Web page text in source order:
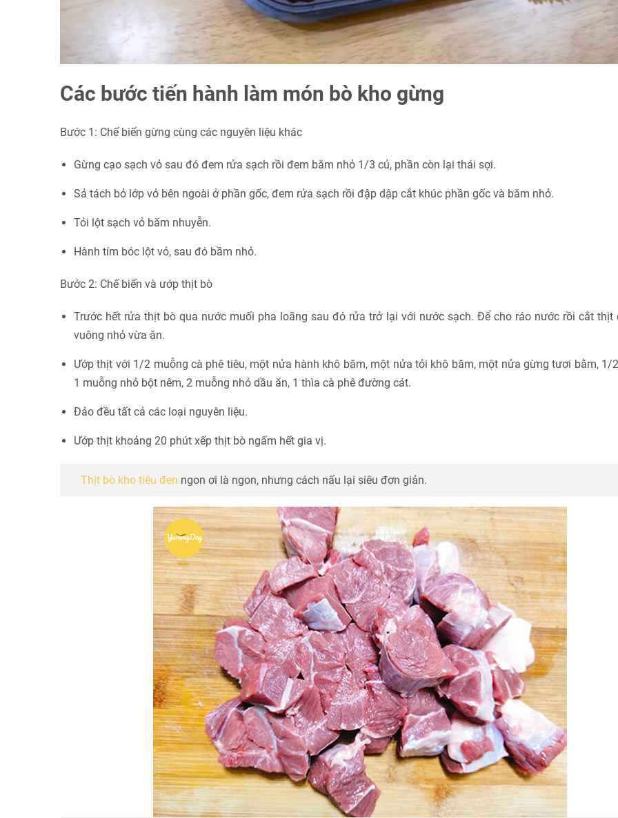
Các bước tiến hành làm món bò kho gừng
Bước 1: Chế biến gừng cùng các nguyên liệu khác
Gừng cạo sạch vỏ sau đó đem rửa sạch rồi đem băm nhỏ 1/3 củ, phần còn lại thái sợi.
Sả tách bỏ lớp vỏ bên ngoài ở phần gốc, đem rửa sạch rồi đập dập cắt khúc phần gốc và băm nhỏ.
Tỏi lột sạch vỏ băm nhuyễn.
Hành tím bóc lột vỏ, sau đó bầm nhỏ.
Bước 2: Chế biến và ướp thịt bò
Trước hết rửa thịt bò qua nước muối pha loãng sau đó rửa trở lại với nước sạch. Để cho ráo nước rồi cắt thịt
vuông nhỏ vừa ăn.
Ướp thịt với 1/2 muỗng cà phê tiêu, một nửa hành khô băm, một nửa tỏi khô băm, một nửa gừng tươi bằm, 1/
1 muỗng nhỏ bột nêm, 2 muỗng nhỏ dầu ăn, 1 thìa cà phê đường cát.
Đảo đều tất cả các loại nguyên liệu.
Ướp thịt khoảng 20 phút xếp thịt bò ngấm hết gia vị.
Thịt bò kho tiêu đen ngon ơi là ngon, nhưng cách nấu lại siêu đơn giản.